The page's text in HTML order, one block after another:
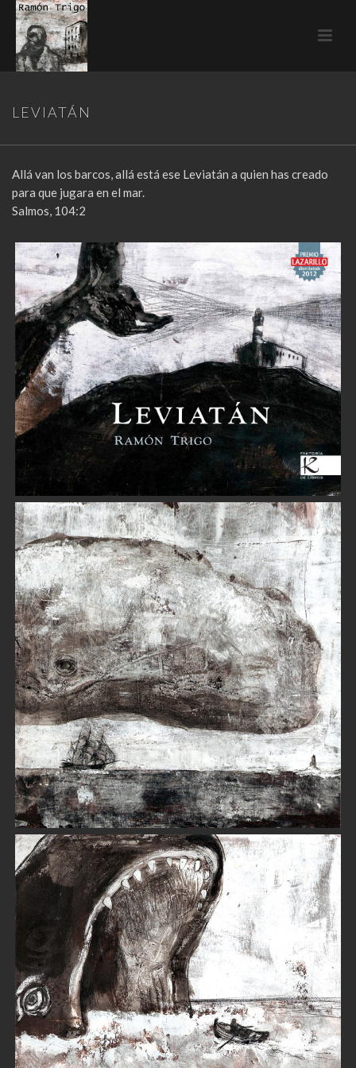
LEVIATÁN
Allá van los barcos, allá está ese Leviatán a quien has creado
para que jugara en el mar.
Salmos, 104:2